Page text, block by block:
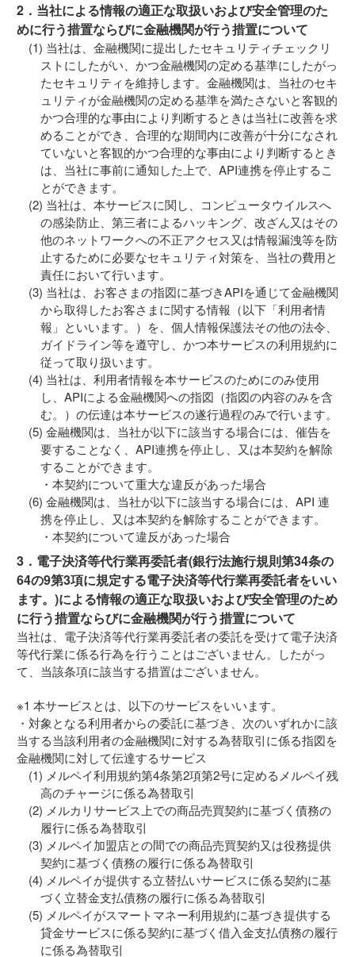
2．当社による情報の適正な取扱いおよび安全管理のた
めに行う措置ならびに金融機関が行う措置について
当社は、金融機関に提出したセキュリティチェックリ
ストにしたがい、かつ金融機関の定める基準にしたがっ
たセキュリティを維持します。金融機関は、当社のセキ
ュリティが金融機関の定める基準を満たさないと客観的
かつ合理的な事由により判断するときは当社に改善を求
めることができ、合理的な期間内に改善が十分になされ
ていないと客観的かつ合理的な事由により判断するとき
は、当社に事前に通知した上で、API連携を停止するこ
とができます。
当社は、本サービスに関し、コンピュータウイルスへ
の感染防止、第三者によるハッキング、改ざん又はその
他のネットワークへの不正アクセス又は情報漏洩等を防
止するために必要なセキュリティ対策を、当社の費用と
責任において行います。
当社は、お客さまの指図に基づきAPIを通じて金融機関
から取得したお客さまに関する情報（以下「利用者情
報」といいます。）を、個人情報保護法その他の法令、
ガイドライン等を遵守し、かつ本サービスの利用規約に
従って取り扱います。
当社は、利用者情報を本サービスのためにのみ使用
し、APIによる金融機関への指図（指図の内容のみを含
む。）の伝達は本サービスの遂行過程のみで行います。
金融機関は、当社が以下に該当する場合には、催告を
要することなく、API連携を停止し、又は本契約を解除
することができます。
・本契約について重大な違反があった場合
金融機関は、当社が以下に該当する場合には、API 連
携を停止し、又は本契約を解除することができます。
・本契約について違反があった場合
3．電子決済等代行業再委託者(銀行法施行規則第34条の
64の9第3項に規定する電子決済等代行業再委託者をいい
ます。)による情報の適正な取扱いおよび安全管理のため
に行う措置ならびに金融機関が行う措置について
当社は、電子決済等代行業再委託者の委託を受けて電子決済
等代行業に係る行為を行うことはございません。したがっ
て、当該条項に該当する措置はございません。
※1 本サービスとは、以下のサービスをいいます。
・対象となる利用者からの委託に基づき、次のいずれかに該
当する当該利用者の金融機関に対する為替取引に係る指図を
金融機関に対して伝達するサービス
メルペイ利用規約第4条第2項第2号に定めるメルペイ残
高のチャージに係る為替取引
メルカリサービス上での商品売買契約に基づく債務の
履行に係る為替取引
メルペイ加盟店との間での商品売買契約又は役務提供
契約に基づく債務の履行に係る為替取引
メルペイが提供する立替払いサービスに係る契約に基
づく立替金支払債務の履行に係る為替取引
メルペイがスマートマネー利用規約に基づき提供する
貸金サービスに係る契約に基づく借入金支払債務の履行
に係る為替取引